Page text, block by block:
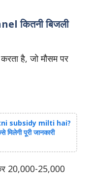
कितनी बिजली
है, जो मौसम पर
subsidy milti hai?
पूरी जानकारी
20,000-25,000